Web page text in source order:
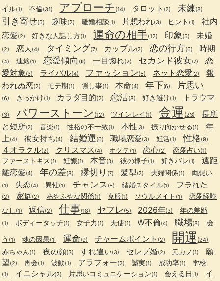
イル(1) 不倫(31) アプローチ (14) タロット (2) 未練(8)
引き寄せ(5) 趣味(2) 離婚相談(1) 片想われ(3) ヒント (1)
社内
恋愛(2) 好きな人話し方(1) 運命の相手(12) 印象 (5) 未婚
(2) 恋人 (4) タイミング(7) カップル(2) 恋の行方(6) 時期
(4) 連絡(1) 恋愛傾向 (9) 一目惚れ(2) セカンド彼女(7)
恋
愛対象 (3) ライバル(4) ファッション(5) ネット恋愛(2)
報
われぬ恋(2) モテ期(1) 隠し事(1) 本命(4) 年下(6) 片思い
(6) きっかけ(1) カラダ目的(2) 恋活(8) 好き避け(1) トラウマ
(3) パワーストーン (12) ツインレイ (1) 金運 (23)
長所
と短所(2) 音楽(1) 性格の不一致(1) 本性(3) 振り向かせる (1)
年
上 (4) 彼女持ち (4) 結婚運(6) 職場恋愛(3) 妊活(1) 性格(9)
４オラクル(2) クリスマス (4) オクテ(1) 恋心(2) 恋愛占い(1)
ファーストキス (1) 妊娠(1) 本音(3) 彼の様子(1) 好きバレ(1)
遠距
離恋愛(4) 年の差(8) 縁切り (7) 髪型(2) 夫婦関係(1) 両想い
(1) 失恋(4) 異性(1) チャンス (5) 結婚スタイル(1) フラれた
(2) 家庭(2) あやふやな関係(1) 克服(1) ソウルメイト (1)
恋愛経験
なし (1) 返信(2) 仕事(18) セフレ (5) 2026年(3) 年の差婚
(1) ボディータッチ(1) 女子力 (1) 天使(1) W不倫(4) 職場(8)
会
う (1) 魂の因果(1) 運命(9) チャームポイント (2) 開運 (24)
赤ちゃん(1) 夜の顔(3) すれ違い(3) セレブ婚(2) 元カノ (1)
願
望(2) 再会(1) 波動(1) アラフォー(2) 誠実(1) 成功率(1) 学校
(1) イニシャル(2) 片思いコミュニケーション(1) 会える日 (1)
イ